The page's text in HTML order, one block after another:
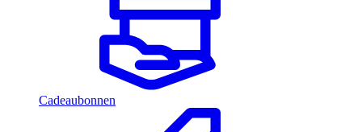
Cadeaubonnen